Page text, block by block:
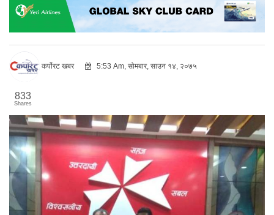
कर्पोरट खबर 5:53 Am, सोमबार, साउन १४, २०७५
833
Shares